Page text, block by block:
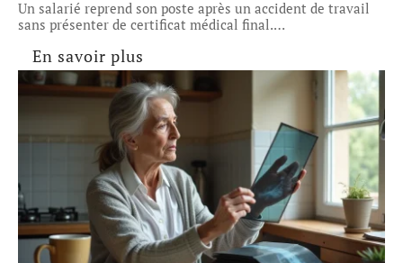
Un salarié reprend son poste après un accident de travail
sans présenter de certificat médical final.…
En savoir plus